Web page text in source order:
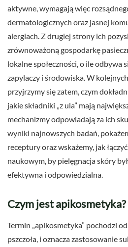
aktywne, wymagają więc
dermatologicznych oraz jasnej
alergiach. Z drugiej strony ich
zrównoważoną gospodarkę
lokalne społeczności, o ile odbywa
zapylaczy i środowiska. W
przyjrzymy się zatem, czym
jakie składniki „z ula” mają
mechanizmy odpowiadają za ich
wyniki najnowszych badań,
receptury oraz wskażemy, jak
naukowym, by pielęgnacja skóry
efektywna i odpowiedzialna.
Czym jest apikosmetyka?
Termin „apikosmetyka” pochodzi
pszczoła, i oznacza zastosowanie